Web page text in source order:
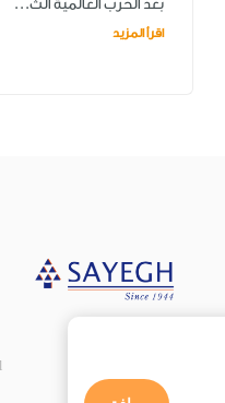
بعد الحرب العالميّة الث...
اقرأ المزيد